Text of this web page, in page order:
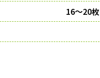
16〜20枚